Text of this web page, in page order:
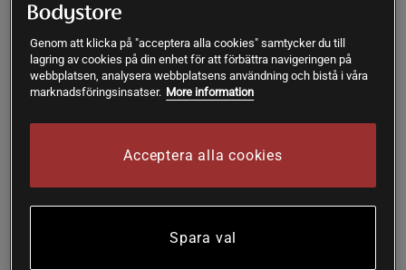
AnonymousFramröstad topprecension
Supergoda! Ett litet tips för den som inte vet vad dom vill
göra: för 2personer:
500g frysta wokgrönsaker, 1påse santa Maria woksås ginger &
sweet and souer, 100g kyckling, 1förpackning med nudlar.
att äta med gott samvete hela rätten innehåller 434kCal
16 x Diet Noodles, 250 g: Low calorie shirataki noodles.
Äntligen är de här, nudlarna som innehåller mindre än 10
kcal / portion! Produkten kan ej kombineras med rabattkod.
Genom att klicka på "acceptera alla cookies" samtycker du till
lagring av cookies på din enhet för att förbättra navigeringen på
webbplatsen, analysera webbplatsens användning och bistå i våra
marknadsföringsinsatser. More information
Acceptera alla cookies
Spara val